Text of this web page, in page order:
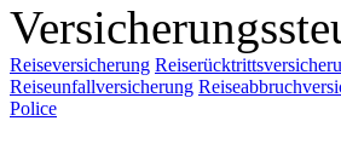
Reiseversicherung
Reiseunfallversicherung
Police